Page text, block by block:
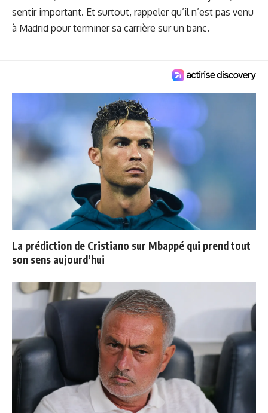
sentir important. Et surtout, rappeler qu’il n’est pas venu
à Madrid pour terminer sa carrière sur un banc.
La prédiction de Cristiano sur Mbappé qui prend tout
son sens aujourd’hui